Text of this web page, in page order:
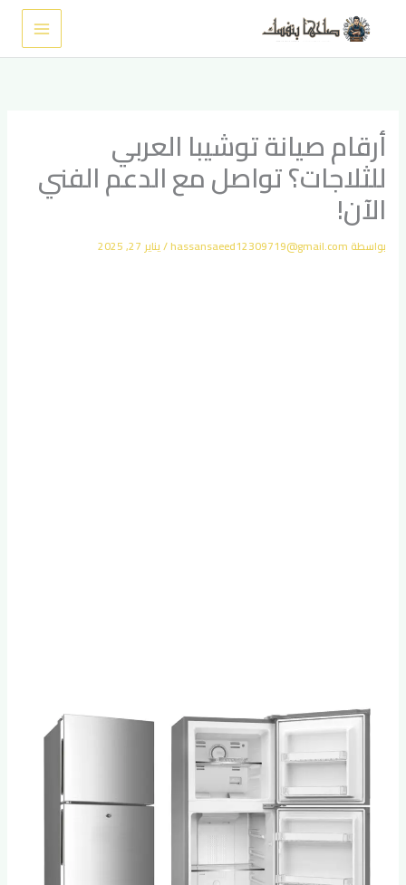
المحتوى
أرقام صيانة توشيبا العربي
للثلاجات؟ تواصل مع الدعم الفني
الآن!
بواسطة hassansaeed12309719@gmail.com
/يناير 27, 2025